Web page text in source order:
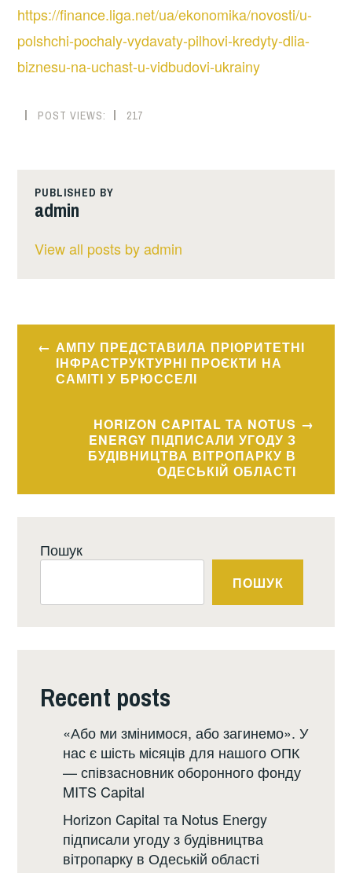
https://finance.liga.net/ua/ekonomika/novosti/u-
polshchi-pochaly-vydavaty-pilhovi-kredyty-dlia-
biznesu-na-uchast-u-vidbudovi-ukrainy
POST VIEWS: 217
PUBLISHED BY
admin
View all posts by admin
Навігація
записів
АМПУ ПРЕДСТАВИЛА ПРІОРИТЕТНІ
ІНФРАСТРУКТУРНІ ПРОЄКТИ НА
САМІТІ У БРЮССЕЛІ
HORIZON CAPITAL ТА NOTUS
ENERGY ПІДПИСАЛИ УГОДУ З
БУДІВНИЦТВА ВІТРОПАРКУ В
ОДЕСЬКІЙ ОБЛАСТІ
Пошук
ПОШУК
Recent posts
«Або ми змінимося, або загинемо». У
нас є шість місяців для нашого ОПК
— співзасновник оборонного фонду
MITS Capital
Horizon Capital та Notus Energy
підписали угоду з будівництва
вітропарку в Одеській області